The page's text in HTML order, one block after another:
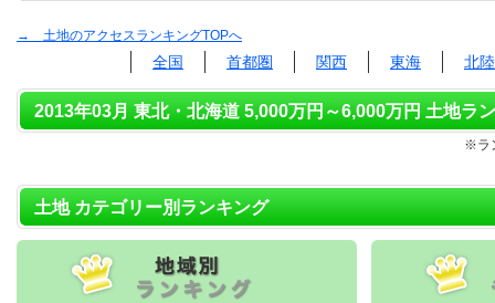
→ 土地のアクセスランキングTOPへ
全国 首都圏 関西 東海 北
2013年03月 東北・北海道 5,000万円～6,000万円 土地ラ
※ラ
土地 カテゴリー別ランキング